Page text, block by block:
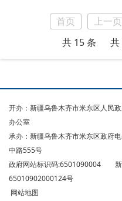
首页 上一页
共 15 条
共
开办：新疆乌鲁木齐市米东区人民
办公室
承办：新疆乌鲁木齐市米东区政府
中路555号
政府网站标识码:6501090004
65010902000124号
网站地图